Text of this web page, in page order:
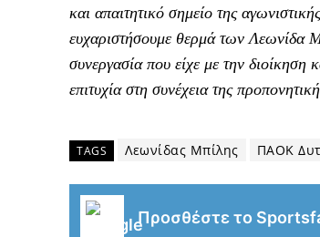
και απαιτητικό σημείο της
ευχαριστήσουμε θερμά των Λεωνίδα
συνεργασία που είχε με την
επιτυχία στη συνέχεια της
TAGS Λεωνίδας Μπίλης ΠΑΟΚ
Προσθέστε το